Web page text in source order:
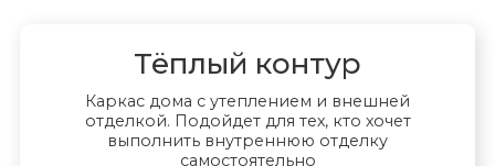
Тёплый контур
Каркас дома с утеплением и внешней
отделкой. Подойдет для тех, кто хочет
выполнить внутреннюю отделку
самостоятельно